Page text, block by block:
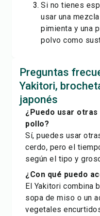
Si no tienes
usar una
pimienta y una
polvo como
Preguntas
Yakitori,
japonés
¿Puedo usar
pollo?
Sí, puedes usar
cerdo, pero el
según el tipo y
¿Con qué puedo
El Yakitori combina
sopa de miso o un
vegetales